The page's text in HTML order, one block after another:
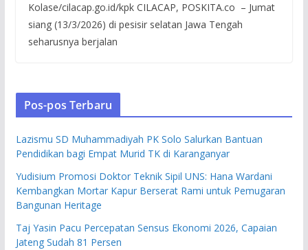
Kolase/cilacap.go.id/kpk CILACAP, POSKITA.co – Jumat
siang (13/3/2026) di pesisir selatan Jawa Tengah
seharusnya berjalan
Pos-pos Terbaru
Lazismu SD Muhammadiyah PK Solo Salurkan Bantuan
Pendidikan bagi Empat Murid TK di Karanganyar
Yudisium Promosi Doktor Teknik Sipil UNS: Hana Wardani
Kembangkan Mortar Kapur Berserat Rami untuk Pemugaran
Bangunan Heritage
Taj Yasin Pacu Percepatan Sensus Ekonomi 2026, Capaian
Jateng Sudah 81 Persen